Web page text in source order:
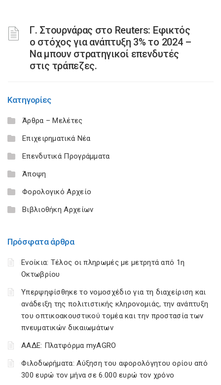
Γ. Στουρνάρας στο Reuters: Εφικτός
ο στόχος για ανάπτυξη 3% το 2024 –
Να μπουν στρατηγικοί επενδυτές
στις τράπεζες.
Κατηγορίες
Άρθρα – Μελέτες
Επιχειρηματικά Νέα
Επενδυτικά Προγράμματα
Άποψη
Φορολογικό Αρχείο
Βιβλιοθήκη Αρχείων
Πρόσφατα άρθρα
Ενοίκια: Τέλος οι πληρωμές με μετρητά από 1η
Οκτωβρίου
Υπερψηφίσθηκε το νομοσχέδιο για τη διαχείριση και
ανάδειξη της πολιτιστικής κληρονομιάς, την ανάπτυξη
του οπτικοακουστικού τομέα και την προστασία των
πνευματικών δικαιωμάτων
ΑΑΔΕ: Πλατφόρμα myAGRO
Φιλοδωρήματα: Αύξηση του αφορολόγητου ορίου από
300 ευρώ τον μήνα σε 6.000 ευρώ τον χρόνο